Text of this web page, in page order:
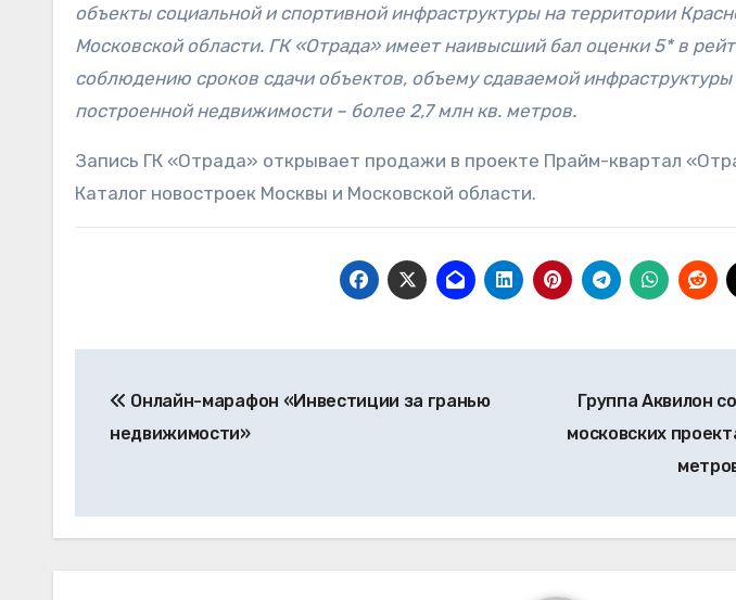
объекты социальной и спортивной инфраструктуры на территории
Московской области. ГК «Отрада» имеет наивысший бал оценки 5* в
соблюдению сроков сдачи объектов, объемусдаваемой инфраструктуры
построенной недвижимости – более 2,7 млн кв. метров.
Запись ГК «Отрада» открывает продажи в проекте Прайм-квартал
Каталог новостроек Москвы и Московской области.
по
Онлайн-марафон «Инвестиции за гранью
недвижимости»
Группа Аквилон
московских